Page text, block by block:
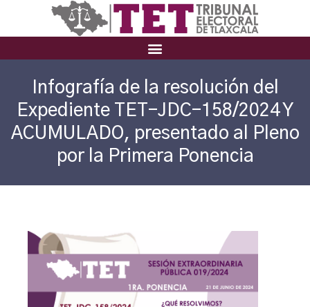
Infografía de la resolución del
Expediente TET-JDC-158/2024 Y
ACUMULADO, presentado al Pleno
por la Primera Ponencia